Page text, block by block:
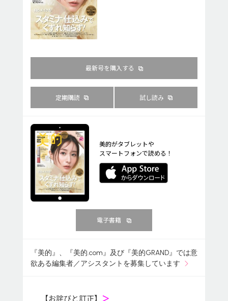
最新号を購入する
定期購読 試し読み
美的がタブレットや
スマートフォンで読める！
電子書籍
『美的』、『美的.com』及び『美的GRAND』では意
欲ある編集者／アシスタントを募集しています
【お詫びと訂正】 ＞